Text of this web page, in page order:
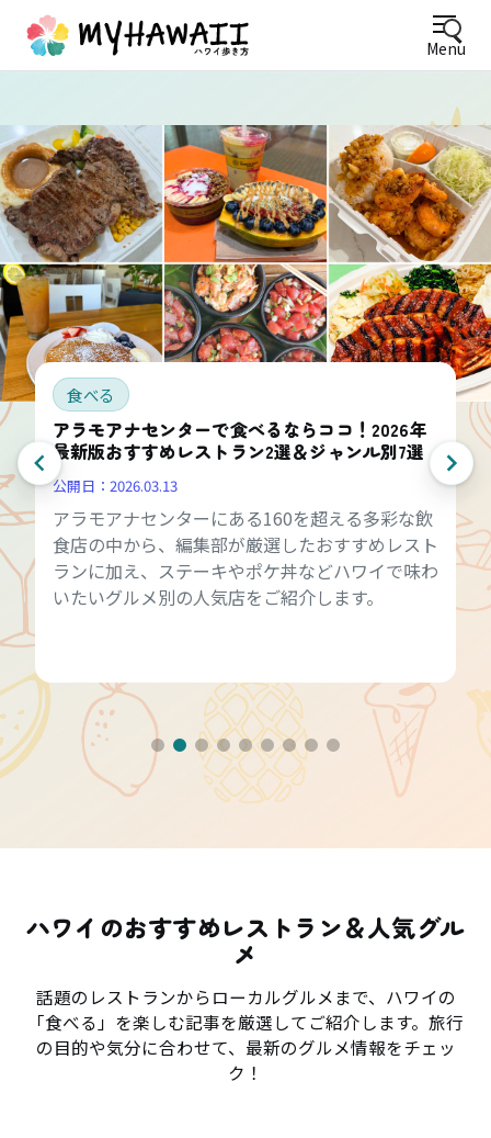
Menu
食べる
アラモアナセンターで食べるならココ！2026年
最新版おすすめレストラン2選＆ジャンル別7選
公開日： 2026.03.13
アラモアナセンターにある160を超える多彩な飲
食店の中から、編集部が厳選したおすすめレスト
ランに加え、ステーキやポケ丼などハワイで味わ
いたいグルメ別の人気店をご紹介します。
ハワイのおすすめレストラン＆人気グル
メ
話題のレストランからローカルグルメまで、ハワイの
「食べる」を楽しむ記事を厳選してご紹介します。旅行
の目的や気分に合わせて、最新のグルメ情報をチェッ
ク！